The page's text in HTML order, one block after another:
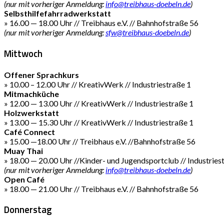
(nur mit vorheriger Anmeldung: info@treibhaus-doebeln.de)
Selbsthilfefahrradwerkstatt
» 16.00 — 18.00 Uhr // Treibhaus e.V. // Bahnhofstraße 56
(nur mit vorheriger Anmeldung:sfw@treibhaus-doebeln.de)
Mittwoch
Offener Sprachkurs
» 10.00 – 12.00 Uhr // KreativWerk // Industriestraße 1
Mitmachküche
» 12.00 — 13.00 Uhr // KreativWerk // Industriestraße 1
Holzwerkstatt
» 13.00 — 15.30 Uhr // KreativWerk // Industriestraße 1
Café Connect
» 15.00 —18.00 Uhr // Treibhaus e.V. //Bahnhofstraße 56
Muay Thai
» 18.00 — 20.00 Uhr //Kinder- und Jugendsportclub //
(nur mit vorheriger Anmeldung: info@treibhaus-doebeln.de)
Open Café
» 18.00 — 21.00 Uhr // Treibhaus e.V. // Bahnhofstraße 56
Donnerstag